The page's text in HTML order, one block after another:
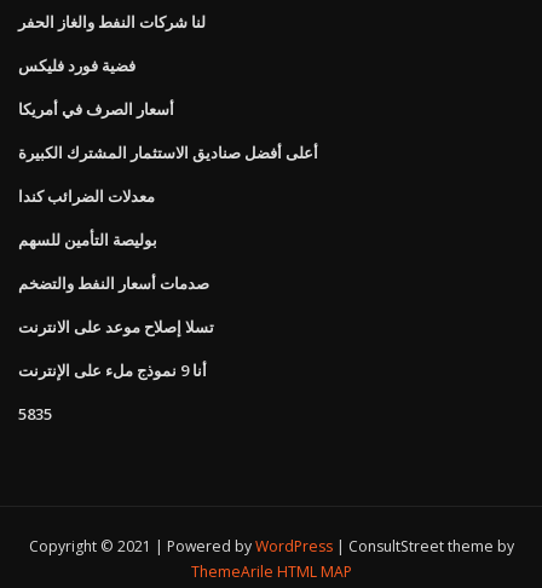
لنا شركات النفط والغاز الحفر
فضية فورد فليكس
أسعار الصرف في أمريكا
أعلى أفضل صناديق الاستثمار المشترك الكبيرة
معدلات الضرائب كندا
بوليصة التأمين للسهم
صدمات أسعار النفط والتضخم
تسلا إصلاح موعد على الانترنت
أنا 9 نموذج ملء على الإنترنت
5835
Copyright © 2021 | Powered byWordPress
ConsultStreet theme by
ThemeArile HTML MAP